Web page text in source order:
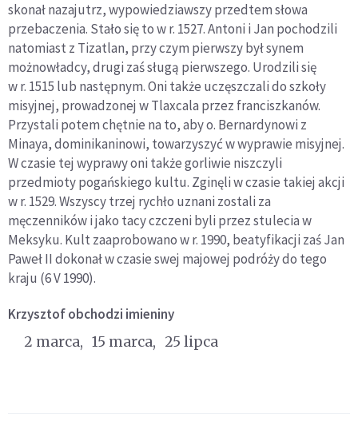
skonał nazajutrz, wypowiedziawszy przedtem słowa
przebaczenia. Stało się to w r. 1527. Antoni i Jan pochodzili
natomiast z Tizatlan, przy czym pierwszy był synem
możnowładcy, drugi zaś sługą pierwszego. Urodzili się
w r. 1515 lub następnym. Oni także uczęszczali do szkoły
misyjnej, prowadzonej w Tlaxcala przez franciszkanów.
Przystali potem chętnie na to, aby o. Bernardynowi z
Minaya, dominikaninowi, towarzyszyć w wyprawie misyjnej.
W czasie tej wyprawy oni także gorliwie niszczyli
przedmioty pogańskiego kultu. Zginęli w czasie takiej akcji
w r. 1529. Wszyscy trzej rychło uznani zostali za
męczenników i jako tacy czczeni byli przez stulecia w
Meksyku. Kult zaaprobowano w r. 1990, beatyfikacji zaś Jan
Paweł II dokonał w czasie swej majowej podróży do tego
kraju (6 V 1990).
Krzysztofobchodzi imieniny
2 marca 15 marca 25 lipca